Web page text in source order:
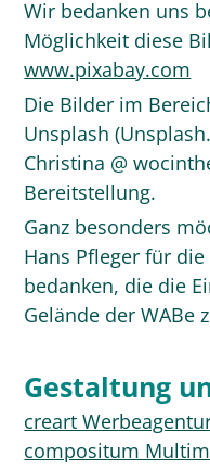
Wir bedanken uns
Möglichkeit diese
www.pixabay.com
Die Bilder im
Unsplash
Christina @
Bereitstellung.
Ganz besonders
Hans Pfleger für
bedanken, die die
Gelände der WABe
Gestaltung
creart
compositum